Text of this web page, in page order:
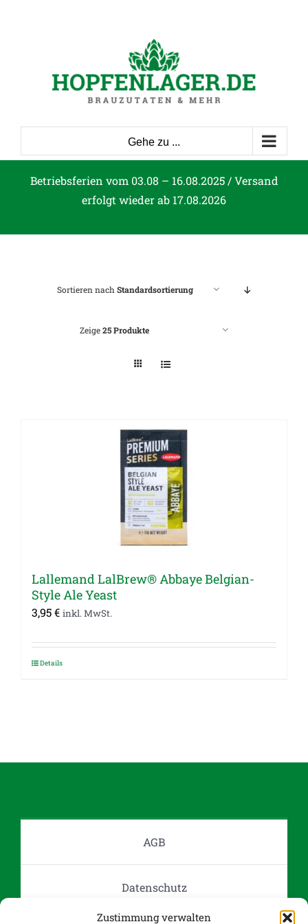
Zustimmung verwalten
Gehe zu ...
Betriebsferien vom 03.08 – 16.08.2025 / Versand
erfolgt wieder ab 17.08.2026
Sortieren nach Standardsortierung
Zeige25 Produkte
Lallemand LalBrew® Abbaye Belgian-
Style Ale Yeast
3,95€ inkl. MwSt.
Details
AGB
Datenschutz